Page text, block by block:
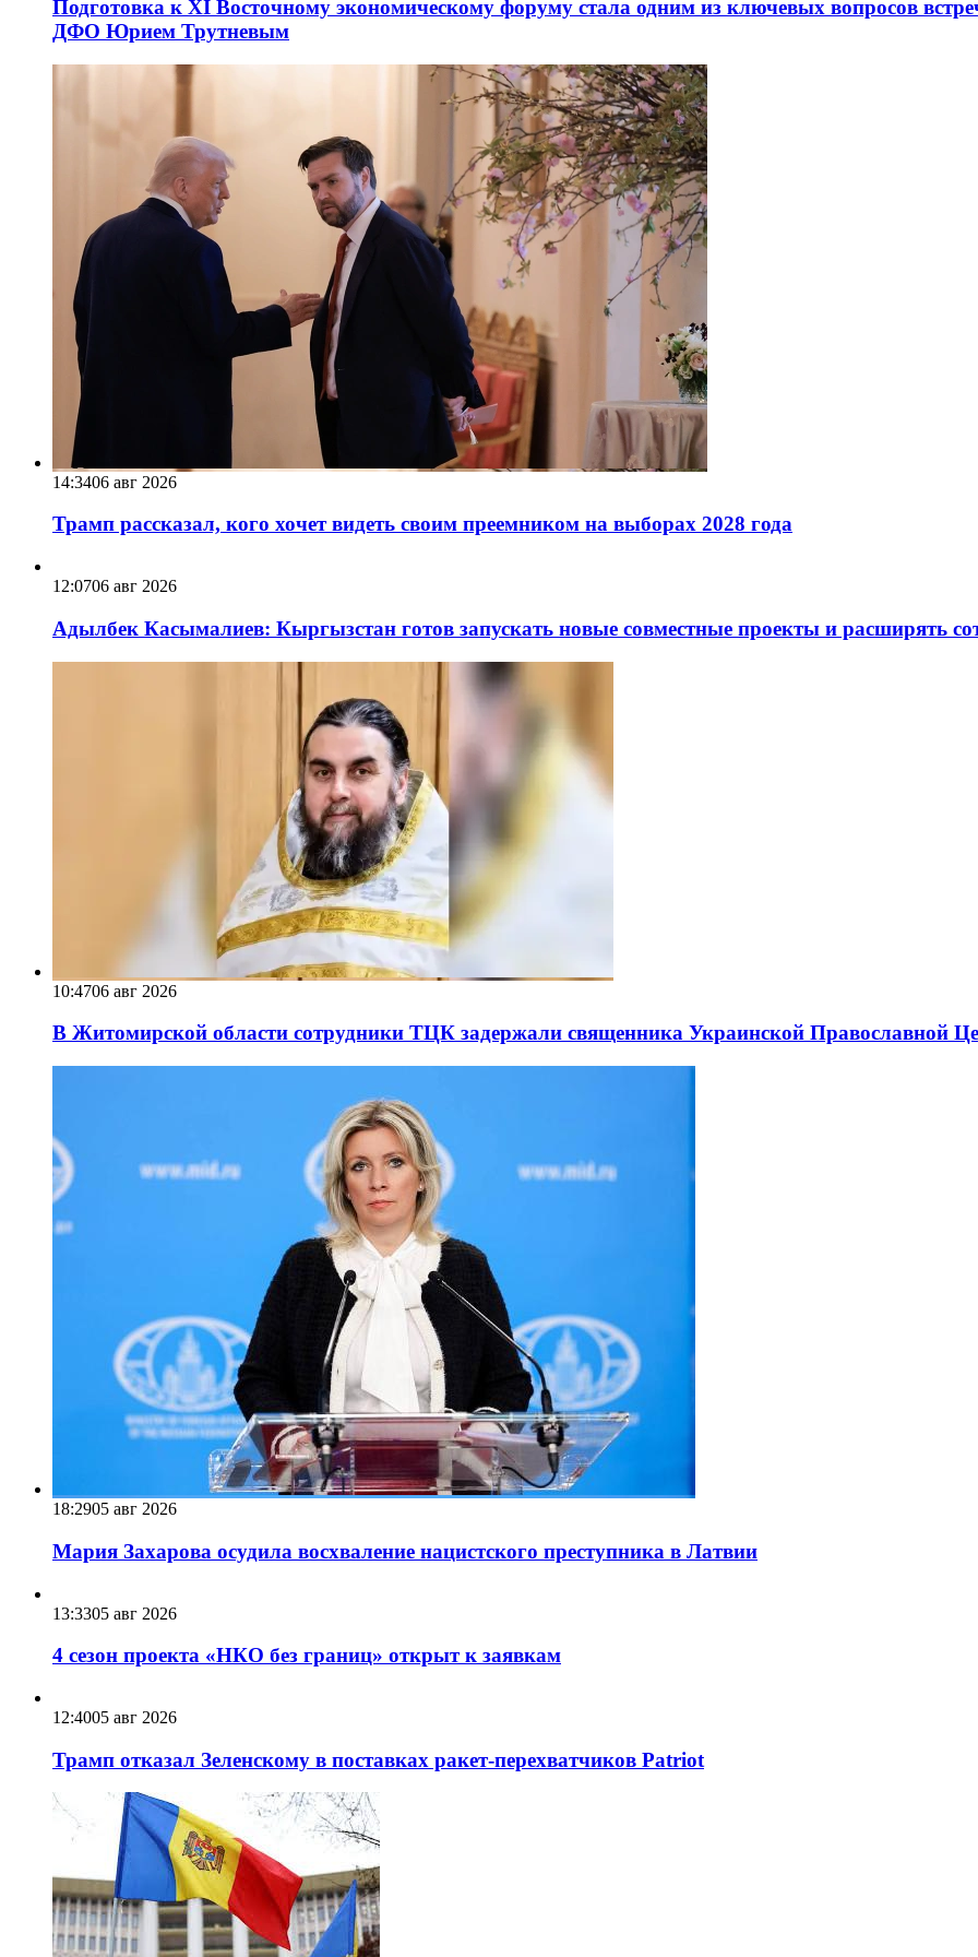
Подготовка к XI Восточному экономическому форуму стала одним из ключевых вопросов
ДФО Юрием Трутневым
14:3406 авг 2026
Трамп рассказал, кого хочет видеть своим преемником на выборах 2028 года
12:0706 авг 2026
Адылбек Касымалиев: Кыргызстан готов запускать новые совместные проекты и расширять
10:4706 авг 2026
В Житомирской области сотрудники ТЦК задержали священника Украинской Православной
18:2905 авг 2026
Мария Захарова осудила восхваление нацистского преступника в Латвии
13:3305 авг 2026
4 сезон проекта «НКО без границ» открыт к заявкам
12:4005 авг 2026
Трамп отказал Зеленскому в поставках ракет-перехватчиков Patriot